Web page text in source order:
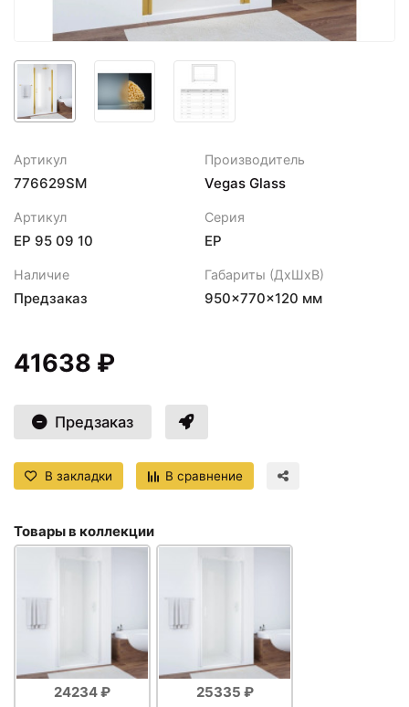
Артикул
776629SM
Производитель
Vegas Glass
Артикул
ЕР 95 09 10
Серия
EP
Наличие
Предзаказ
Габариты (ДхШхВ)
950×770×120 мм
41638 ₽
Предзаказ
В закладки В сравнение
Товары в коллекции
24234 ₽ 25335 ₽